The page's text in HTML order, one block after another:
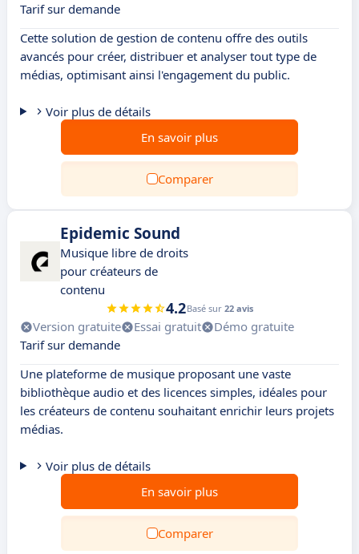
Tarif sur demande
Cette solution de gestion de contenu offre des outils
avancés pour créer, distribuer et analyser tout type de
médias, optimisant ainsi l'engagement du public.
Voir plus de détails
En savoir plus
Comparer
Epidemic Sound
Musique libre de droits
pour créateurs de
contenu
4.2Basé sur 22 avis
Version gratuite Essai gratuit
Démo gratuite
Tarif sur demande
Une plateforme de musique proposant une vaste
bibliothèque audio et des licences simples, idéales pour
les créateurs de contenu souhaitant enrichir leurs projets
médias.
Voir plus de détails
En savoir plus
Comparer